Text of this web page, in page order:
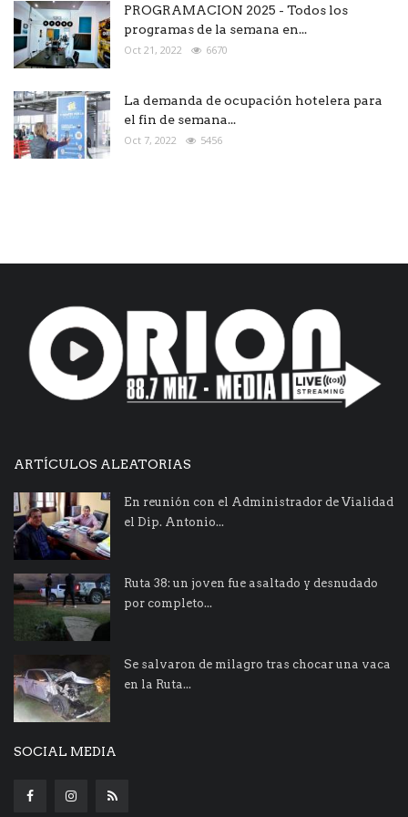
PROGRAMACION 2025 - Todos los
programas de la semana en...
Oct 21, 2022 6670
La demanda de ocupación hotelera para
el fin de semana...
Oct 7, 2022 5456
ARTÍCULOS ALEATORIAS
En reunión con el Administrador de Vialidad
el Dip. Antonio...
Ruta 38: un joven fue asaltado y desnudado
por completo...
Se salvaron de milagro tras chocar una vaca
en la Ruta...
SOCIAL MEDIA